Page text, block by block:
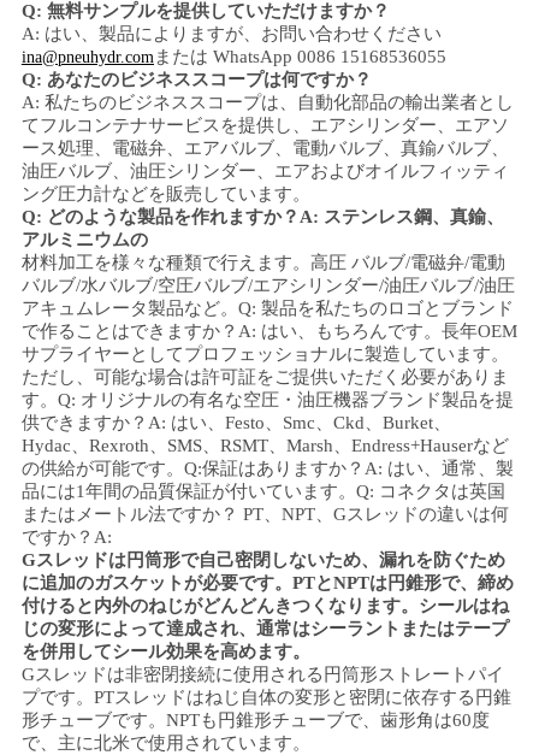
Q: 無料サンプルを提供していただけますか？
A: はい、 製品によりますが、 お問い合わせください
ina@pneuhydr.comまたは WhatsApp 0086 15168536055
Q: あなたのビジネススコープは何ですか？
A: 私たちのビジネススコープは、
自動化部品の輸出業者とし
てフルコンテナサービスを提供し、 エアシリンダー、エアソ
ース処理、電磁弁、 エアバルブ、 電動バルブ、 真鍮バルブ、
油圧バルブ、油圧シリンダー、 エアおよびオイルフィッティ
ング圧力計などを販売しています。
Q: どのような製品を作れますか？A: ステンレス鋼、 真鍮、
アルミニウムの
材料加工を様々な種類で行えます。 高圧 バルブ/電磁弁/電動
バルブ/水バルブ/空圧バルブ/エアシリンダー/油圧バルブ/油圧
アキュムレータ製品など。 Q: 製品を私たちのロゴとブランド
で作ることはできますか？ A: はい、もちろんです。長年OEM
サプライヤーとしてプロフェッショナルに製造しています。
ただし、可能な場合は許可証をご提供いただく必要がありま
す。 Q: オリジナルの有名な空圧・油圧機器ブランド製品を提
供できますか？ A: はい、Festo、Smc、Ckd、Burket、
Hydac、Rexroth、SMS、RSMT、Marsh、Endress+Hauserなど
の供給が可能です。 Q:保証はありますか？ A: はい、通常、製
品には1年間の品質保証が付いています。 Q: コネクタは英国
またはメートル法ですか？ PT、NPT、Gスレッドの違いは何
ですか？ A:
Gスレッドは円筒形で自己密閉しないため、漏れを防ぐため
に追加のガスケットが必要です。PTとNPTは円錐形で、締め
付けると内外のねじがどんどんきつくなります。シールはね
じの変形によって達成され、通常はシーラントまたはテープ
を併用してシール効果を高めます。
Gスレッドは非密閉接続に使用される円筒形ストレートパイ
プです。PTスレッドはねじ自体の変形と密閉に依存する円錐
形チューブです。NPTも円錐形チューブで、歯形角は60度
で、主に北米で使用されています。